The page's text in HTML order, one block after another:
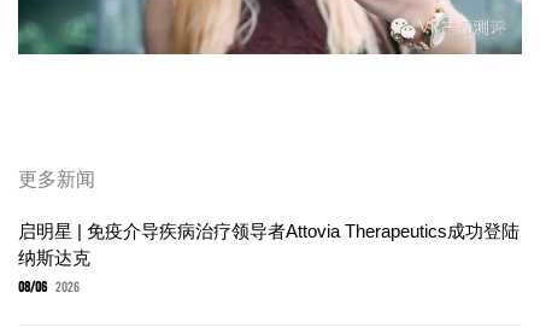
更多新闻
启明星 | 免疫介导疾病治疗领导者Attovia Therapeutics成功登陆
纳斯达克
08/06 2026